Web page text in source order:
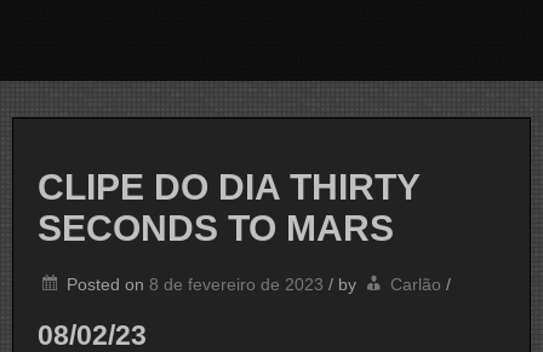
CLIPE DO DIA THIRTY
SECONDS TO MARS
Posted on 8 de fevereiro de 2023 / by Carlão /
08/02/23